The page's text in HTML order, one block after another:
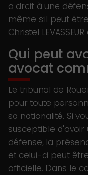
a droit à une
même s’il peut
Christel
Qui peut
avocat
Le tribunal de
pour toute
sa nationalité. Si
susceptible d'avoir
défense, la
et celui-ci peut
officielle. Dans le